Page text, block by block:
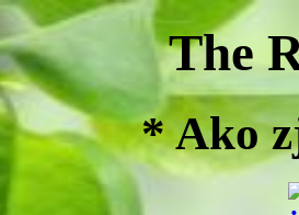
The
* Ako